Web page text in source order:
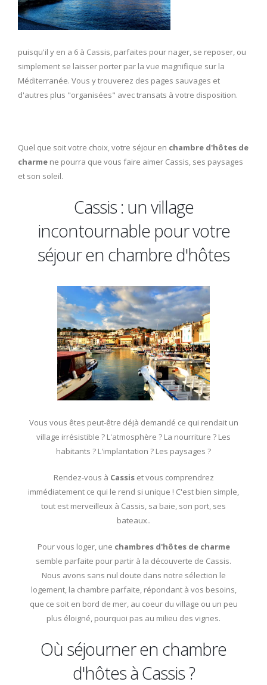
puisqu'il y en a 6 à Cassis, parfaites pour nager, se reposer, ou
simplement se laisser porter par la vue magnifique sur la
Méditerranée. Vous y trouverez des pages sauvages et
d'autres plus "organisées" avec transats à votre disposition.
Quel que soit votre choix, votre séjour en chambre d'hôtes de
charme ne pourra que vous faire aimer Cassis, ses paysages
et son soleil.
Cassis : un village
incontournable pour votre
séjour en chambre d'hôtes
Vous vous êtes peut-être déjà demandé ce qui rendait un
village irrésistible ? L'atmosphère ? La nourriture ? Les
habitants ? L'implantation ? Les paysages ?
Rendez-vous à Cassis et vous comprendrez
immédiatement ce qui le rend si unique ! C'est bien simple,
tout est merveilleux à Cassis, sa baie, son port, ses
bateaux..
Pour vous loger, une chambres d'hôtes de charme
semble parfaite pour partir à la découverte de Cassis.
Nous avons sans nul doute dans notre sélection le
logement, la chambre parfaite, répondant à vos besoins,
que ce soit en bord de mer, au coeur du village ou un peu
plus éloigné, pourquoi pas au milieu des vignes.
Où séjourner en chambre
d'hôtes à Cassis ?